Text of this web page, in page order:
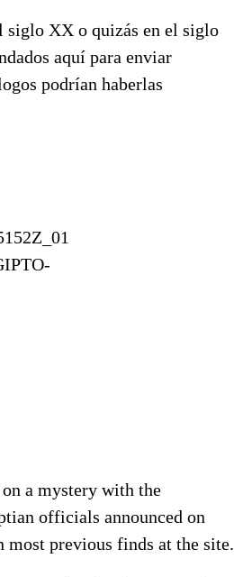
siglo XX o quizás en el siglo
aquí para enviar
podrían haberlas
a mystery with the
officials announced on
most previous finds at the site.